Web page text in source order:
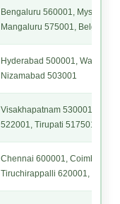
Bengaluru 560001, Mysuru
Mangaluru 575001, Belgaum
Hyderabad 500001,
Nizamabad 503001
Visakhapatnam 530001,
522001, Tirupati 517501
Chennai 600001, Coimbatore
Tiruchirappalli 620001,